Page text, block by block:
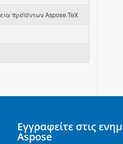
προϊόντων Aspose.TeX
Εγγραφείτε στις
Aspose